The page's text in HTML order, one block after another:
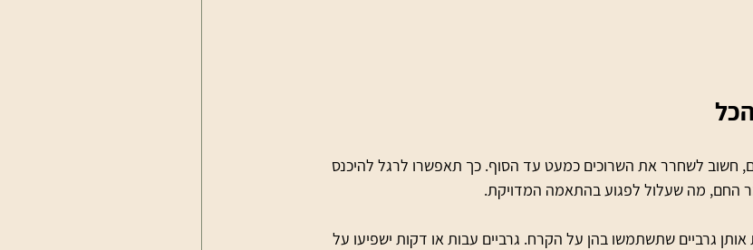
חשוב לשחרר את השרוכים כמעט עד הסוף. כך תאפשרו לרגל להיכנס
החם, מה שעלול לפגוע בהתאמה המדויקת.
גרביים שתשתמשו בהן על הקרח. גרביים עבות או דקות ישפיעו על